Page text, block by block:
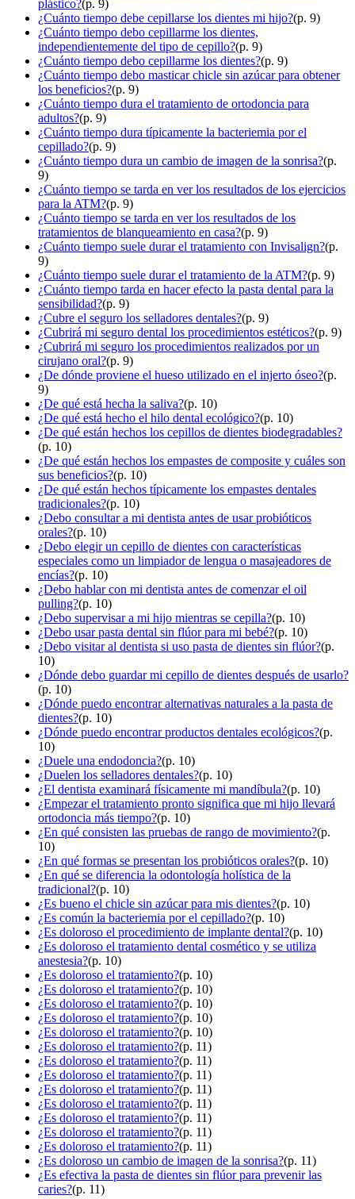
plástico?(p. 9)
¿Cuánto tiempo debe cepillarse los dientes mi hijo?(p. 9)
¿Cuánto tiempo debo cepillarme los dientes,
independientemente del tipo de cepillo?(p. 9)
¿Cuánto tiempo debo cepillarme los dientes?(p. 9)
¿Cuánto tiempo debo masticar chicle sin azúcar para obtener
los beneficios?(p. 9)
¿Cuánto tiempo dura el tratamiento de ortodoncia para
adultos?(p. 9)
¿Cuánto tiempo dura típicamente la bacteriemia por el
cepillado?(p. 9)
¿Cuánto tiempo dura un cambio de imagen de la sonrisa?(p.
9)
¿Cuánto tiempo se tarda en ver los resultados de los ejercicios
para la ATM?(p. 9)
¿Cuánto tiempo se tarda en ver los resultados de los
tratamientos de blanqueamiento en casa?(p. 9)
¿Cuánto tiempo suele durar el tratamiento con Invisalign?(p.
9)
¿Cuánto tiempo suele durar el tratamiento de la ATM?(p. 9)
¿Cuánto tiempo tarda en hacer efecto la pasta dental para la
sensibilidad?(p. 9)
¿Cubre el seguro los selladores dentales?(p. 9)
¿Cubrirá mi seguro dental los procedimientos estéticos?(p. 9)
¿Cubrirá mi seguro los procedimientos realizados por un
cirujano oral?(p. 9)
¿De dónde proviene el hueso utilizado en el injerto óseo?(p.
9)
¿De qué está hecha la saliva?(p. 10)
¿De qué está hecho el hilo dental ecológico?(p. 10)
¿De qué están hechos los cepillos de dientes biodegradables?
(p. 10)
¿De qué están hechos los empastes de composite y cuáles son
sus beneficios?(p. 10)
¿De qué están hechos típicamente los empastes dentales
tradicionales?(p. 10)
¿Debo consultar a mi dentista antes de usar probióticos
orales?(p. 10)
¿Debo elegir un cepillo de dientes con características
especiales como un limpiador de lengua o masajeadores de
encías?(p. 10)
¿Debo hablar con mi dentista antes de comenzar el oil
pulling?(p. 10)
¿Debo supervisar a mi hijo mientras se cepilla?(p. 10)
¿Debo usar pasta dental sin flúor para mi bebé?(p. 10)
¿Debo visitar al dentista si uso pasta de dientes sin flúor?(p.
10)
¿Dónde debo guardar mi cepillo de dientes después de usarlo?
(p. 10)
¿Dónde puedo encontrar alternativas naturales a la pasta de
dientes?(p. 10)
¿Dónde puedo encontrar productos dentales ecológicos?(p.
10)
¿Duele una endodoncia?(p. 10)
¿Duelen los selladores dentales?(p. 10)
¿El dentista examinará físicamente mi mandíbula?(p. 10)
¿Empezar el tratamiento pronto significa que mi hijo llevará
ortodoncia más tiempo?(p. 10)
¿En qué consisten las pruebas de rango de movimiento?(p.
10)
¿En qué formas se presentan los probióticos orales?(p. 10)
¿En qué se diferencia la odontología holística de la
tradicional?(p. 10)
¿Es bueno el chicle sin azúcar para mis dientes?(p. 10)
¿Es común la bacteriemia por el cepillado?(p. 10)
¿Es doloroso el procedimiento de implante dental?(p. 10)
¿Es doloroso el tratamiento dental cosmético y se utiliza
anestesia?(p. 10)
¿Es doloroso el tratamiento?(p. 10)
¿Es doloroso el tratamiento?(p. 10)
¿Es doloroso el tratamiento?(p. 10)
¿Es doloroso el tratamiento?(p. 10)
¿Es doloroso el tratamiento?(p. 10)
¿Es doloroso el tratamiento?(p. 11)
¿Es doloroso el tratamiento?(p. 11)
¿Es doloroso el tratamiento?(p. 11)
¿Es doloroso el tratamiento?(p. 11)
¿Es doloroso el tratamiento?(p. 11)
¿Es doloroso el tratamiento?(p. 11)
¿Es doloroso el tratamiento?(p. 11)
¿Es doloroso el tratamiento?(p. 11)
¿Es doloroso un cambio de imagen de la sonrisa?(p. 11)
¿Es efectiva la pasta de dientes sin flúor para prevenir las
caries?(p. 11)